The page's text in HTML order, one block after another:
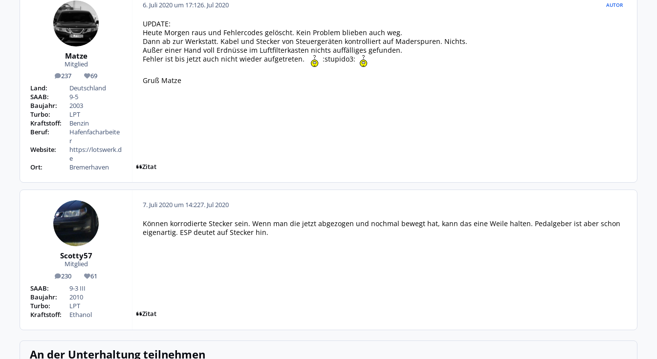
Matze
Mitglied
237
Beiträge 69
Reputation
Land:
Deutschland
SAAB:
9-5
Baujahr:
2003
Turbo:
LPT
Kraftstoff:
Benzin
Beruf:
Hafenfacharbeite
r
Website:
https://lotswerk.d
e
Ort:
Bremerhaven
6. Juli 2020 um 17:126. Jul 2020 AUTOR
UPDATE:
Heute Morgen raus und Fehlercodes gelöscht. Kein Problem blieben auch weg.
Dann ab zur Werkstatt. Kabel und Stecker von Steuergeräten kontrolliert auf Maderspuren. Nichts.
Außer einer Hand voll Erdnüsse im Luftfilterkasten nichts auffälliges gefunden.
Fehler ist bis jetzt auch nicht wieder aufgetreten.
:stupido3:
Gruß Matze
Zitat
Scotty57
Mitglied
230
Beiträge 61
Reputation
SAAB:
9-3 III
Baujahr:
2010
Turbo:
LPT
Kraftstoff:
Ethanol
7. Juli 2020 um 14:227. Jul 2020
Können korrodierte Stecker sein. Wenn man die jetzt abgezogen und nochmal bewegt hat, kann das eine Weile halten. Pedalgeber ist aber schon
eigenartig. ESP deutet auf Stecker hin.
Zitat
An der Unterhaltung teilnehmen